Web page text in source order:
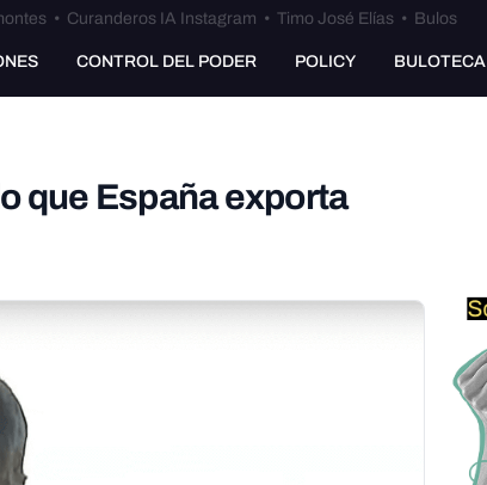
• Curanderos IA Instagram • Timo José Elías• Bulos
CONTROL DEL PODER POLICY BULOTECA
que España exporta